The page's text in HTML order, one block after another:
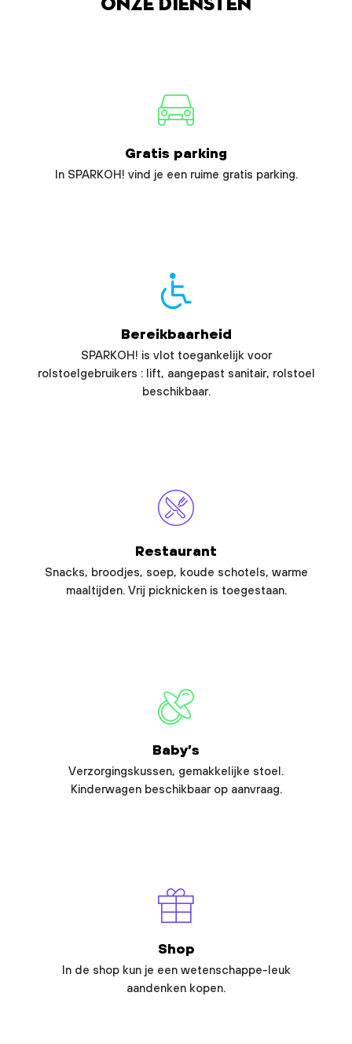
Onze diensten
Gratis parking
In SPARKOH! vind je een ruime gratis parking.
Bereikbaarheid
SPARKOH! is vlot toegankelijk voor
rolstoelgebruikers : lift, aangepast sanitair, rolstoel
beschikbaar.
Restaurant
Snacks, broodjes, soep, koude schotels, warme
maaltijden. Vrij picknicken is toegestaan.
Baby’s
Verzorgingskussen, gemakkelijke stoel.
Kinderwagen beschikbaar op aanvraag.
Shop
In de shop kun je een wetenschappe-leuk
aandenken kopen.